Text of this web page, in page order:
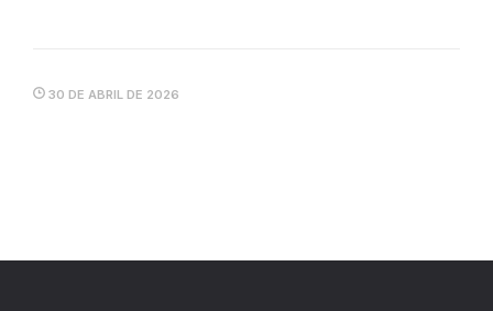
30 DE ABRIL DE 2026